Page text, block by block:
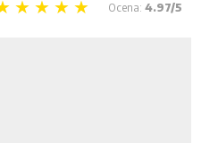
Ocena: 4.97/5